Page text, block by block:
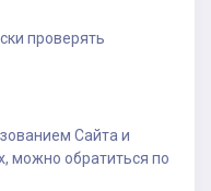
проверять
Сайта и
можно обратиться по